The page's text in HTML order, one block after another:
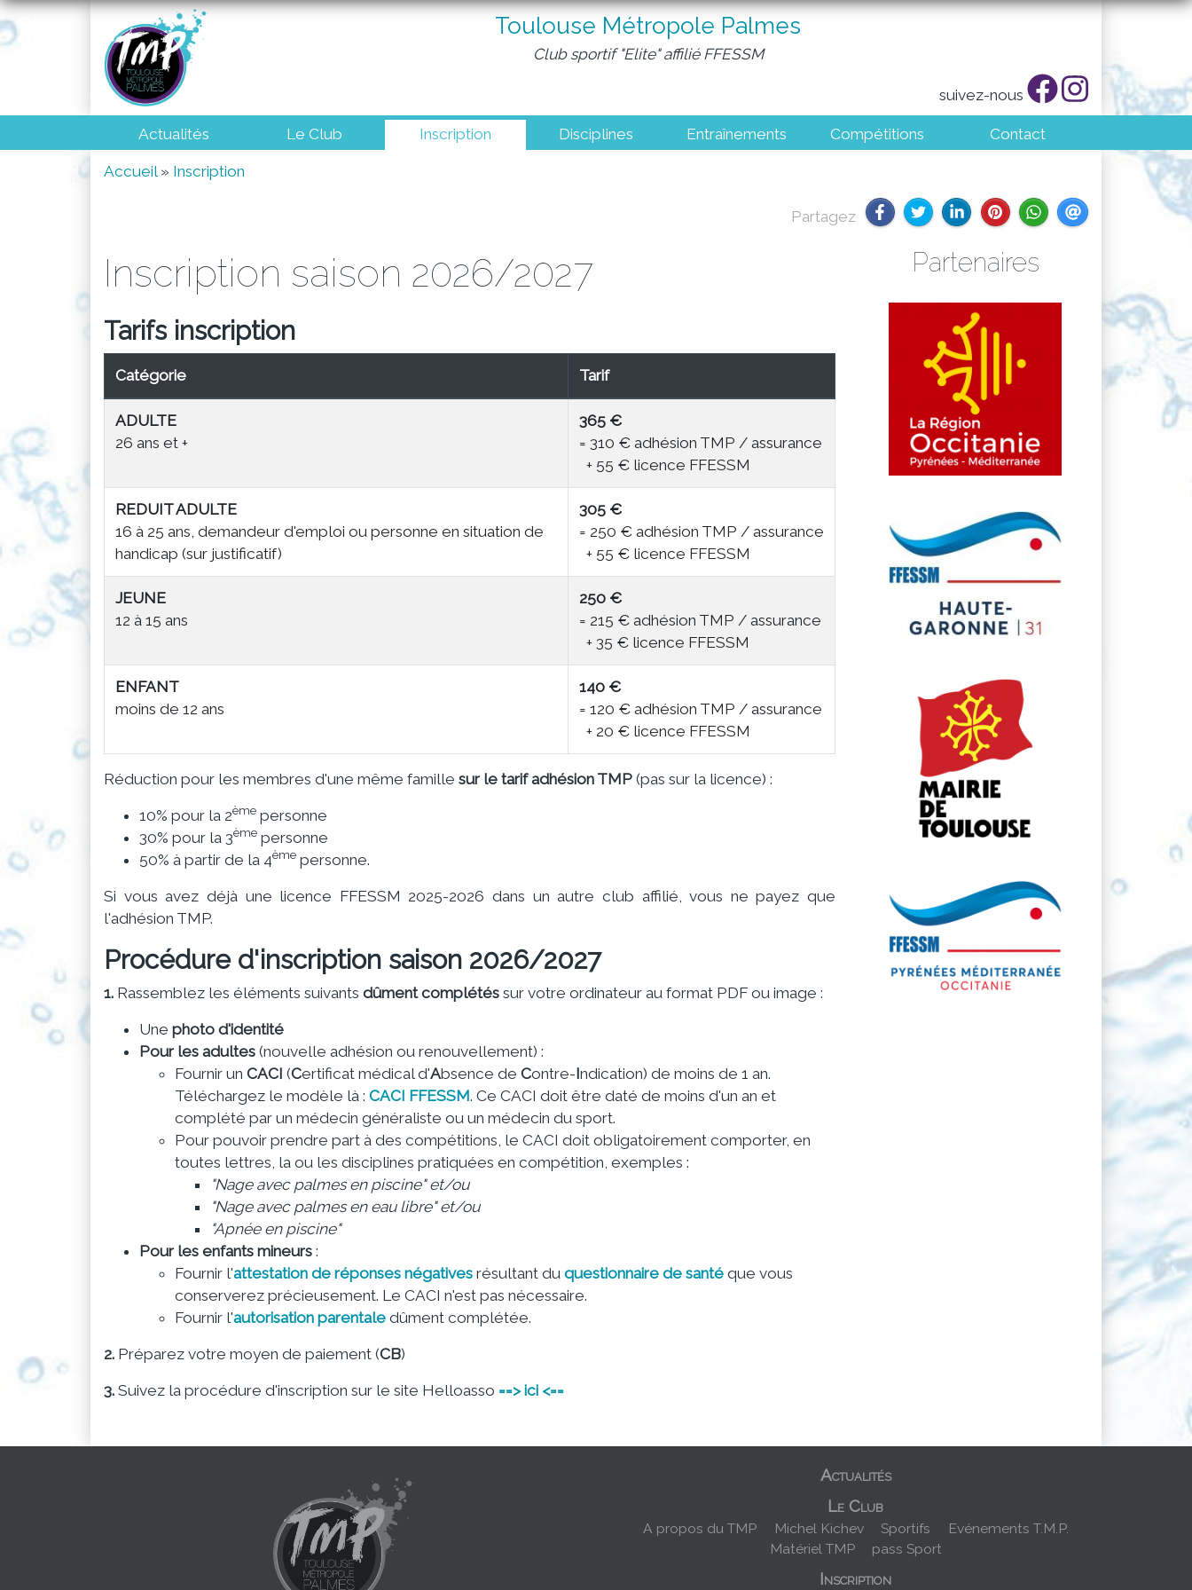
Aller
au
Toulouse Métropole Palmes
Club sportif "Elite" affilié FFESSM
suivez-nous
Navigation
principale
Actualités Le Club Inscription Disciplines Entraînements Compétitions Contact
Fil
Accueil Inscription
Inscription saison 2026/2027
Tarifs inscription
Catégorie Tarif
ADULTE
26 ans et +
365 €
= 310 € adhésion TMP / assurance
+ 55 € licence FFESSM
REDUIT ADULTE
16 à 25 ans, demandeur d'emploi ou personne en situation de
handicap (sur justificatif)
305 €
= 250 € adhésion TMP / assurance
+ 55 € licence FFESSM
JEUNE
12 à 15 ans
250 €
= 215 € adhésion TMP / assurance
+ 35 € licence FFESSM
ENFANT
moins de 12 ans
140 €
= 120 € adhésion TMP / assurance
+ 20 € licence FFESSM
Réduction pour les membres d'une même famille sur le tarif adhésion TMP (pas sur la licence) :
10% pour la 2ème personne
30% pour la 3ème personne
50% à partir de la 4ème personne.
Si vous avez déjà une licence FFESSM 2025-2026 dans un autre club affilié, vous ne payez que
l'adhésion TMP.
Procédure d'inscription saison 2026/2027
1. Rassemblez les éléments suivants dûment complétés sur votre ordinateur au format PDF ou image :
Une photo d'identité
Pour les adultes (nouvelle adhésion ou renouvellement) :
Fournir un CACI (Certificat médical d'Absence de Contre-Indication) de moins de 1 an.
Téléchargez le modèle là : CACI FFESSM. Ce CACI doit être daté de moins d'un an et
complété par un médecin généraliste ou un médecin du sport.
Pour pouvoir prendre part à des compétitions, le CACI doit obligatoirement comporter, en
toutes lettres, la ou les disciplines pratiquées en compétition, exemples :
"Nage avec palmes en piscine" et/ou
"Nage avec palmes en eau libre" et/ou
"Apnée en piscine"
Pour les enfants mineurs :
Fournir l'attestation de réponses négatives résultant du questionnaire de santé que vous
conserverez précieusement. Le CACI n'est pas nécessaire.
Fournir l'autorisation parentale dûment complétée.
2. Préparez votre moyen de paiement (CB)
3. Suivez la procédure d'inscription sur le site Helloasso ==> ici <==
Partenaires
Actualités
Le Club
A propos du TMP Michel Kichev Sportifs
Evénements T.M.P.
Matériel TMP
pass Sport
Inscription